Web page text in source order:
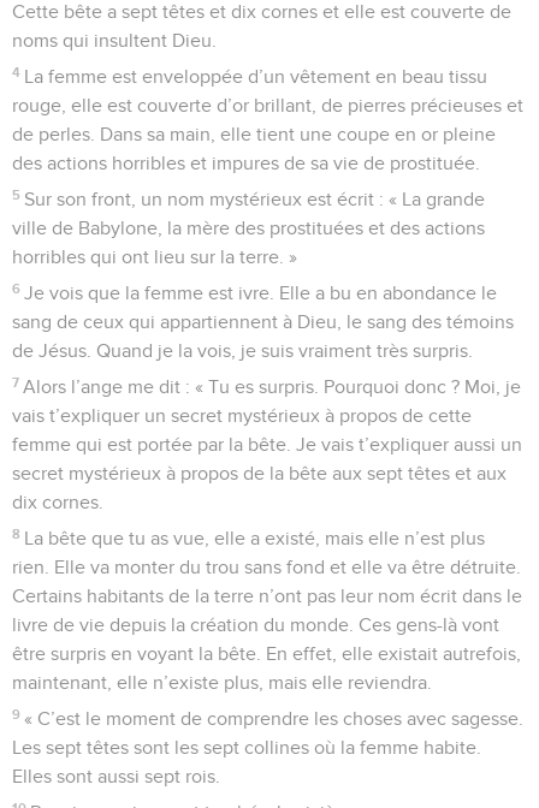
Cette bête a sept têtes et dix cornes et elle est couverte de
noms qui insultent Dieu.
4 La femme est enveloppée d’un vêtement en beau tissu
rouge, elle est couverte d’or brillant, de pierres précieuses et
de perles. Dans sa main, elle tient une coupe en or pleine
des actions horribles et impures de sa vie de prostituée.
5 Sur son front, un nom mystérieux est écrit : « La grande
ville de Babylone, la mère des prostituées et des actions
horribles qui ont lieu sur la terre. »
6 Je vois que la femme est ivre. Elle a bu en abondance le
sang de ceux qui appartiennent à Dieu, le sang des témoins
de Jésus. Quand je la vois, je suis vraiment très surpris.
7 Alors l’ange me dit : « Tu es surpris. Pourquoi donc ? Moi, je
vais t’expliquer un secret mystérieux à propos de cette
femme qui est portée par la bête. Je vais t’expliquer aussi un
secret mystérieux à propos de la bête aux sept têtes et aux
dix cornes.
8 La bête que tu as vue, elle a existé, mais elle n’est plus
rien. Elle va monter du trou sans fond et elle va être détruite.
Certains habitants de la terre n’ont pas leur nom écrit dans le
livre de vie depuis la création du monde. Ces gens-là vont
être surpris en voyant la bête. En effet, elle existait autrefois,
maintenant, elle n’existe plus, mais elle reviendra.
9 « C’est le moment de comprendre les choses avec sagesse.
Les sept têtes sont les sept collines où la femme habite.
Elles sont aussi sept rois.